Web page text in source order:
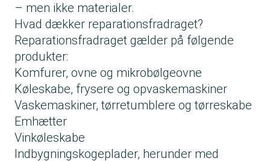
– men ikke materialer.
Hvad dækker reparationsfradraget?
Reparationsfradraget gælder på følgende
produkter:
Komfurer, ovne og mikrobølgeovne
Køleskabe, frysere og opvaskemaskiner
Vaskemaskiner, tørretumblere og tørreskabe
Emhætter
Vinkøleskabe
Indbygningskogeplader, herunder med